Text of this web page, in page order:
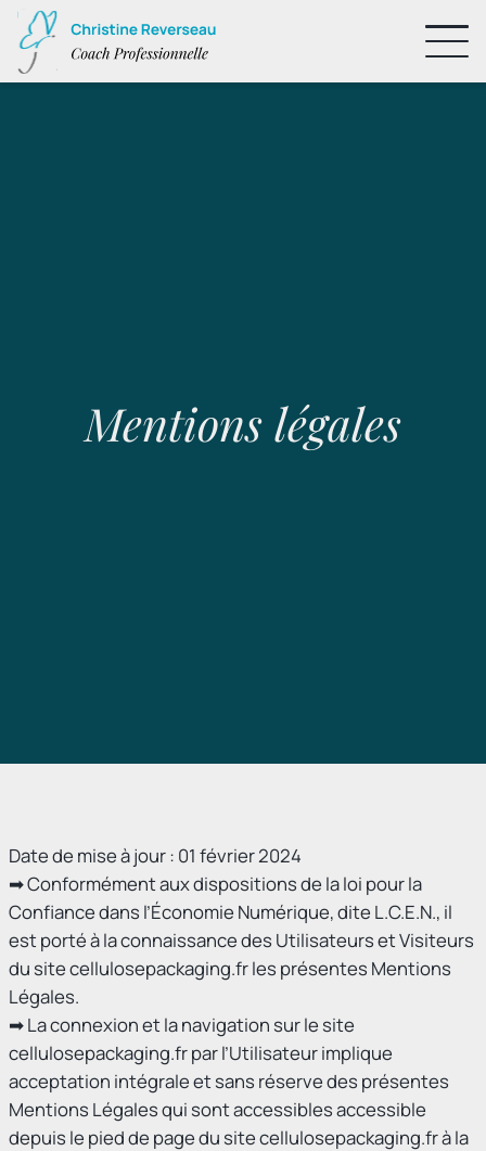
Mentions légales
Date de mise à jour : 01 février 2024
➡ Conformément aux dispositions de la loi pour la
Confiance dans l’Économie Numérique, dite L.C.E.N., il
est porté à la connaissance des Utilisateurs et Visiteurs
du site cellulosepackaging.fr les présentes Mentions
Légales.
➡ La connexion et la navigation sur le site
cellulosepackaging.fr par l’Utilisateur implique
acceptation intégrale et sans réserve des présentes
Mentions Légales qui sont accessibles accessible
depuis le pied de page du site cellulosepackaging.fr à la